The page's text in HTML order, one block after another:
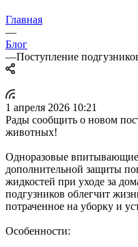
Главная
—
Блог
—Поступление
1 апреля 2026 10:21
Рады сообщить о новом
животных!
Одноразовые впитывающие
дополнительной защиты
жидкостей при уходе за
подгузников облегчит
потраченное на уборку и
Особенности: